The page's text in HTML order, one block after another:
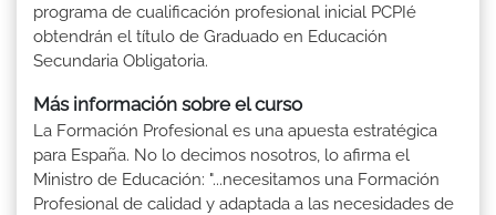
programa de cualificación profesional inicial PCPIé
obtendrán el título de Graduado en Educación
Secundaria Obligatoria.
Más información sobre el curso
La Formación Profesional es una apuesta estratégica
para España. No lo decimos nosotros, lo afirma el
Ministro de Educación: "...necesitamos una Formación
Profesional de calidad y adaptada a las necesidades de